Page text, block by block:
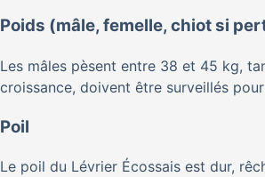
Poids (mâle, femelle, chiot si
Les mâles pèsent entre 38 et 45 kg,
croissance, doivent être surveillés pour
Poil
Le poil du Lévrier Écossais est dur,